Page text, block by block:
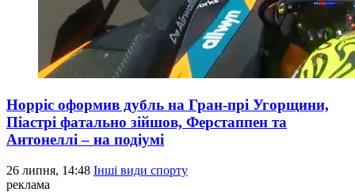
Норріс оформив дубль на Гран-прі Угорщини,
Піастрі фатально зійшов, Ферстаппен та
Антонеллі – на подіумі
26 липня, 14:48 Інші види спорту
реклама